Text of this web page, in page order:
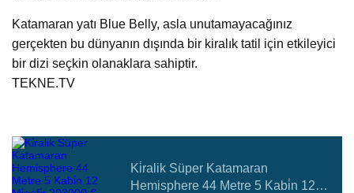
Katamaran yatı Blue Belly, asla unutamayacağınız
gerçekten bu dünyanın dışında bir kiralık tatil için etkileyici
bir dizi seçkin olanaklara sahiptir.
TEKNE.TV
Ki̇ralik Süper Katamaran
Hemisphere 44 Metre 5 Kabi̇n 12